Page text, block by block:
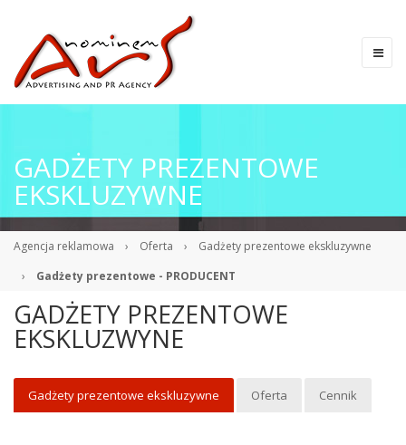
GADŻETY PREZENTOWE
EKSKLUZYWNE
Agencja reklamowa › Oferta ›
Gadżety prezentowe ekskluzywne
›
Gadżety prezentowe - PRODUCENT
GADŻETY PREZENTOWE
EKSKLUZWYNE
Gadżety prezentowe ekskluzywne Oferta Cennik